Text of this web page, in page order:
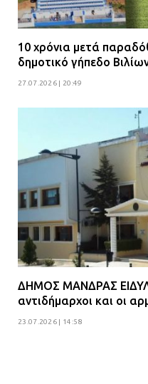
10 χρόνια μετά
δημοτικό γήπεδο
27.07.2026 | 20:49
ΔΗΜΟΣ ΜΑΝΔΡΑΣ
αντιδήμαρχοι και οι
23.07.2026 | 14:58